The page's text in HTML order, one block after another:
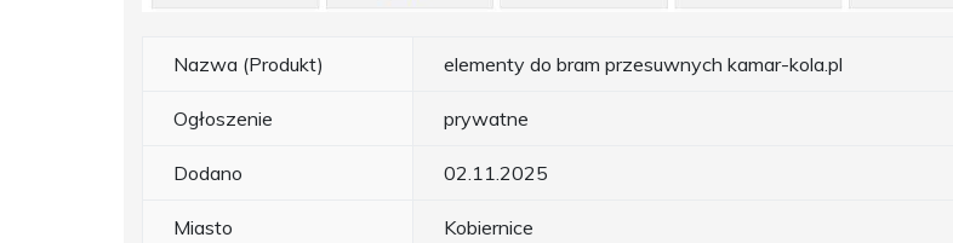
Nazwa (Produkt) elementy do bram przesuwnych kamar-kola.pl
Ogłoszenie prywatne
Dodano 02.11.2025
Miasto Kobiernice